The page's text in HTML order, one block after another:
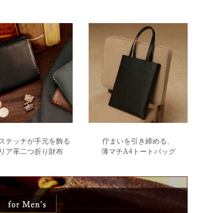
テッチが手元を飾る
ア革二つ折り財布
佇まいを引き締める、
薄マチA4トートバッグ